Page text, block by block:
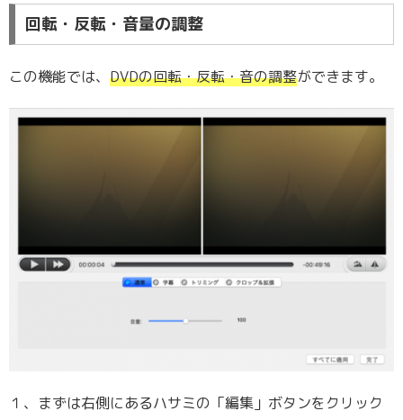
回転・反転・音量の調整
この機能では、 DVDの回転・反転・音の調整ができます。
１、まずは右側にあるハサミの「編集」ボタンをクリック